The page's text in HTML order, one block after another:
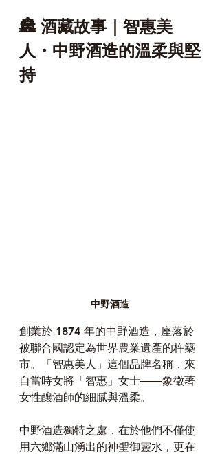
🏯 酒藏故事｜智惠美
人・中野酒造的溫柔與堅
持
中野酒造
創業於 1874 年的中野酒造，座落於
被聯合國認定為世界農業遺產的杵築
市。「智惠美人」這個品牌名稱，來
自當時女將「智惠」女士——象徵著
女性釀酒師的細膩與溫柔。
中野酒造獨特之處，在於他們不僅使
用六鄉滿山湧出的神聖御靈水，更在